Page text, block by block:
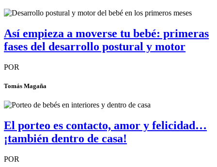
Así empieza a moverse tu bebé: primeras
fases del desarrollo postural y motor
POR
Tomás Magaña
El porteo es contacto, amor y felicidad…
¡también dentro de casa!
POR